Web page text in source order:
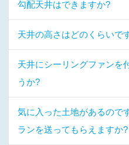
勾配天井はできますか?
天井の高さはどのくらいで
天井にシーリングファンを
うか?
気に入った土地があるので
ランを送ってもらえますか?